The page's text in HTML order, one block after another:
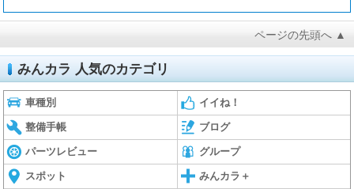
ページの先頭へ ▲
みんカラ 人気のカテゴリ
車種別 イイね！
整備手帳 ブログ
パーツレビュー グループ
スポット みんカラ＋